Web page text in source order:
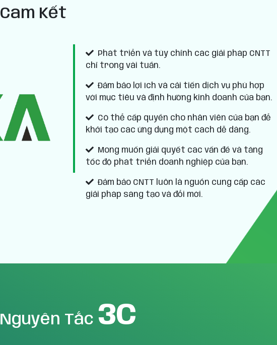
Cam Kết
Phát triển và tùy chỉnh các giải pháp CNTT
chỉ trong vài tuần.
Đảm bảo lợi ích và cải tiến dịch vụ phù hợp
với mục tiêu và định hướng kinh doanh của bạn.
Có thể cấp quyền cho nhân viên của bạn để
khởi tạo các ứng dụng một cách dễ dàng.
Mong muốn giải quyết các vấn đề và tăng
tốc độ phát triển doanh nghiệp của bạn.
Đảm bảo CNTT luôn là nguồn cung cấp các
giải pháp sáng tạo và đổi mới.
Nguyên Tắc 3C